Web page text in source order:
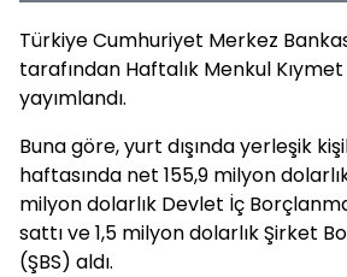
Türkiye Cumhuriyet Merkez
tarafından Haftalık Menkul
yayımlandı.
Buna göre, yurt dışında yerleşik
haftasında net 155,9 milyon
milyon dolarlık Devlet İç
sattı ve 1,5 milyon dolarlık Şirket
(ŞBS) aldı.